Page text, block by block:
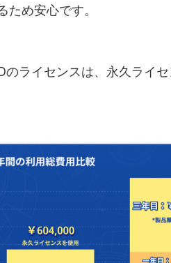
め安心です。
ライセンスは、永久ライ